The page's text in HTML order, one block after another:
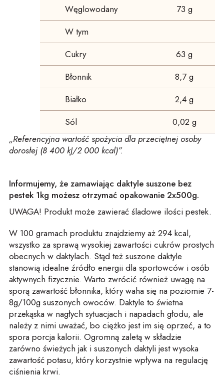
Węglowodany
73 g
W tym
Cukry
63 g
Błonnik
8,7 g
Białko
2,4 g
Sól
0,02 g
„Referencyjna wartość spożycia dla przeciętnej osoby
dorosłej (8 400 kJ/2 000 kcal)”.
Informujemy, że zamawiając daktyle suszone bez
pestek 1kg możesz otrzymać opakowanie 2x500g.
UWAGA! Produkt może zawierać śladowe ilości pestek.
W 100 gramach produktu znajdziemy aż 294 kcal,
wszystko za sprawą wysokiej zawartości cukrów prostych
obecnych w daktylach. Stąd też suszone daktyle
stanowią idealne źródło energii dla sportowców i osób
aktywnych fizycznie. Warto zwrócić również uwagę na
sporą zawartość błonnika, który waha się na poziomie 7-
8g/100g suszonych owoców. Daktyle to świetna
przekąska w nagłych sytuacjach i napadach głodu, ale
należy z nimi uważać, bo ciężko jest im się oprzeć, a to
spora porcja kalorii. Ogromną zaletą w składzie
zarówno świeżych jak i suszonych daktyli jest wysoka
zawartość potasu, który korzystnie wpływa na regulację
ciśnienia krwi.